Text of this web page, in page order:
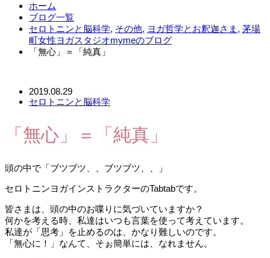
ホーム
ブログ一覧
セロトニンと脳科学, その他, ヨガ哲学とお釈迦さま , 茅場
町女性ヨガスタジオmymeのブログ
「無心」＝「純真」
2019.08.29
セロトニンと脳科学
「無心」＝「純真」
頭の中で「ブツブツ、、ブツブツ、、」
セロトニンヨガインストラクターのTabtabです。
皆さまは、頭の中のお喋りに気づいていますか？
何かを考える時、私達はいつも言葉を使って考えています。
私達が「思考」を止めるのは、かなり難しいのです。
「無心に！」なんて、そぉ簡単には、なれません。